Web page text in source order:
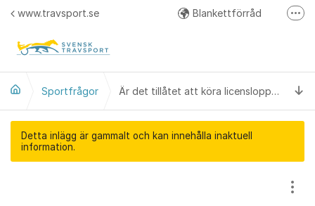
Hoppa till innehåll
www.travsport.se Blankettförråd
Sportfrågor Är det tillåtet att köra licenslopp/tävling tisdag/torsdag?
Detta inlägg är gammalt och kan innehålla inaktuell
information.